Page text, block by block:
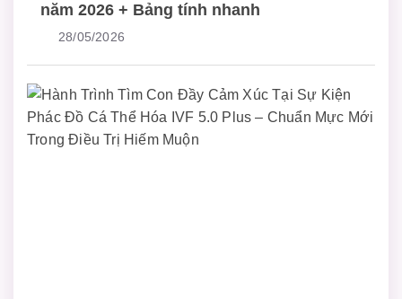
năm 2026 + Bảng tính nhanh
28/05/2026